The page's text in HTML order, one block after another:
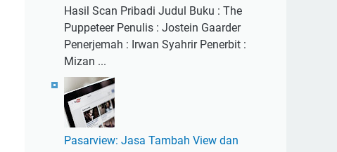
Hasil Scan Pribadi Judul Buku : The
Puppeteer Penulis : Jostein Gaarder
Penerjemah : Irwan Syahrir Penerbit :
Mizan ...
Pasarview: Jasa Tambah View dan